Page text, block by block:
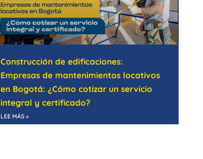
Construcción de edificaciones:
Empresas de mantenimientos locativos
en Bogotá: ¿Cómo cotizar un servicio
integral y certificado?
LEE MÁS »